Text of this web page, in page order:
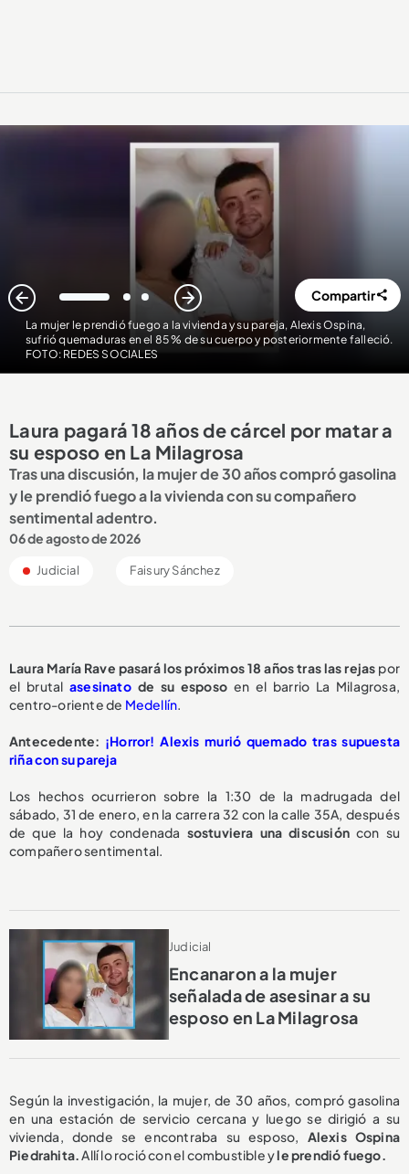
La mujer le prendió fuego a la vivienda y su pareja, Alexis Ospina,
sufrió quemaduras en el 85 % de su cuerpo y posteriormente falleció.
FOTO: REDES SOCIALES
1 2 3 Compartir
Laura pagará 18 años de cárcel por matar a
su esposo en La Milagrosa
Tras una discusión, la mujer de 30 años compró gasolina
y le prendió fuego a la vivienda con su compañero
sentimental adentro.
06 de agosto de 2026
Judicial Faisury Sánchez
Laura María Rave pasará lospróximos 18 añostras las rejas por
el brutalasesinatode su esposo en el barrio La Milagrosa,
centro-oriente de Medellín.
Antecedente: ¡Horror! Alexis murió quemado tras supuesta
riña con su pareja
Los hechos ocurrieron sobre la 1:30 de la madrugada del
sábado, 31 de enero, en la carrera 32 con la calle 35A, después
de que la hoy condenada sostuviera una discusión con su
compañero sentimental.
Judicial
Encanaron a la mujer
señalada de asesinar a su
esposo en La Milagrosa
Según la investigación, la mujer, de 30 años, compró gasolina
en una estación de servicio cercana y luego se dirigió a su
vivienda, donde se encontraba su esposo, Alexis Ospina
Piedrahita.Allí lo roció con el combustible yle prendió fuego.